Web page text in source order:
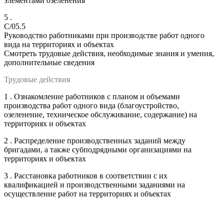
5 .
C/05.5
Руководство работниками при производстве работ одного
вида на территориях и объектах
Смотреть трудовые действия, необходимые знания и умения,
дополнительные сведения
Трудовые действия
1 . Ознакомление работников с планом и объемами
производства работ одного вида (благоустройство,
озеленение, техническое обслуживание, содержание) на
территориях и объектах
2 . Распределение производственных заданий между
бригадами, а также субподрядными организациями на
территориях и объектах
3 . Расстановка работников в соответствии с их
квалификацией и производственными заданиями на
осуществление работ на территориях и объектах